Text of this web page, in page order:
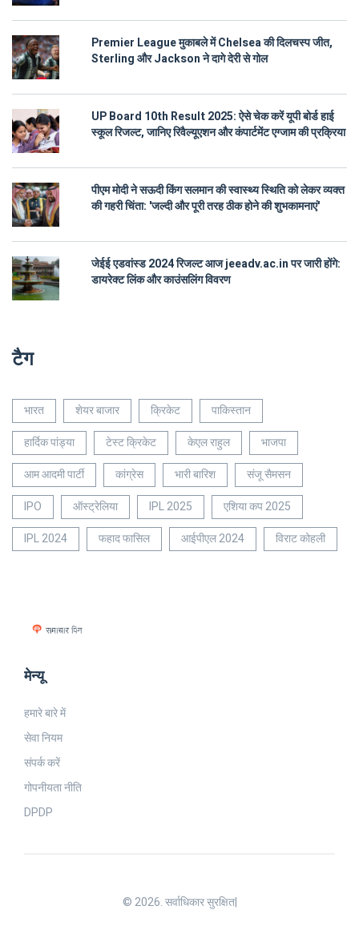
Premier League मुकाबले में Chelsea की दिलचस्प जीत,
Sterling और Jackson ने दागे देरी से गोल
UP Board 10th Result 2025: ऐसे चेक करें यूपी बोर्ड हाई
स्कूल रिजल्ट, जानिए रिवैल्यूएशन और कंपार्टमेंट एग्जाम की प्रक्रिया
पीएम मोदी ने सऊदी किंग सलमान की स्वास्थ्य स्थिति को लेकर व्यक्त
की गहरी चिंता: 'जल्दी और पूरी तरह ठीक होने की शुभकामनाएं'
जेईई एडवांस्ड 2024 रिजल्ट आज jeeadv.ac.in पर जारी होंगे:
डायरेक्ट लिंक और काउंसलिंग विवरण
टैग
भारत शेयर बाजार क्रिकेट
पाकिस्तान
हार्दिक पांड्या
टेस्ट क्रिकेट केएल राहुल
भाजपा
आम आदमी पार्टी
कांग्रेस भारी बारिश
संजू सैमसन
IPO
ऑस्ट्रेलिया IPL 2025
एशिया कप 2025
IPL 2024
फहाद फासिल आईपीएल 2024 विराट कोहली
मेन्यू
हमारे बारे में
सेवा नियम
संपर्क करें
गोपनीयता नीति
DPDP
© 2026. सर्वाधिकार सुरक्षित|